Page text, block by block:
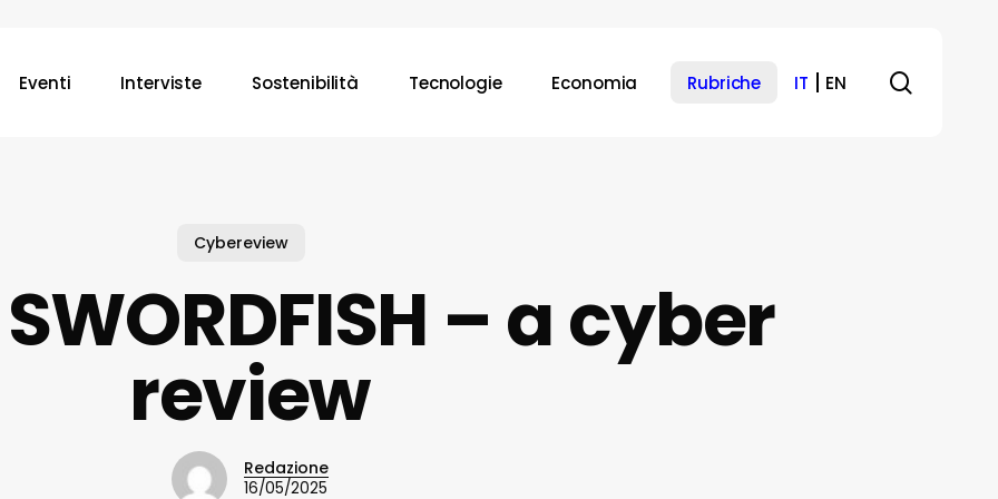
Eventi Interviste Sostenibilità Tecnologie Economia Rubriche IT EN
Cybereview
– a cyber
review
Redazione
16/05/2025